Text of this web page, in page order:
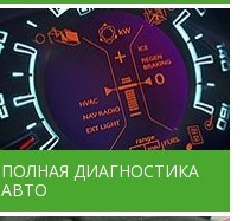
ПОЛНАЯ ДИАГНОСТИКА
АВТО